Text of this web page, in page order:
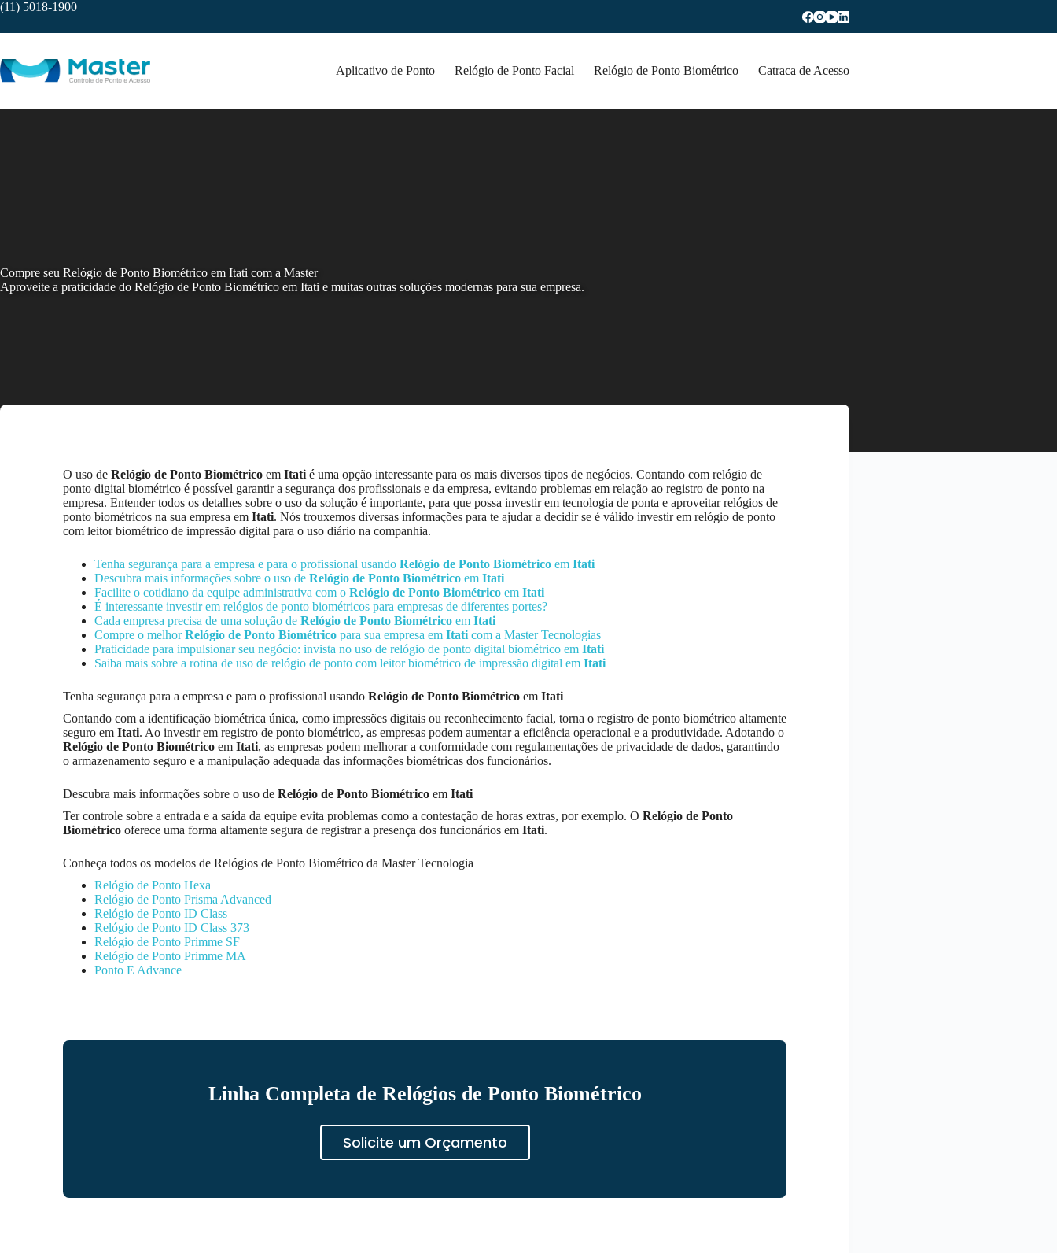
Skip
content
(11) 5018-1900
Aplicativo de Ponto Relógio de Ponto Facial Relógio de Ponto Biométrico Catraca de Acesso
Compre seu Relógio de Ponto Biométrico em Itati com a Master
Aproveite a praticidade do Relógio de Ponto Biométrico em Itati e muitas outras soluções modernas para sua empresa.
O uso de Relógio de Ponto Biométrico em Itati é uma opção interessante para os mais diversos tipos de negócios. Contando com relógio de
ponto digital biométrico é possível garantir a segurança dos profissionais e da empresa, evitando problemas em relação ao registro de ponto na
empresa. Entender todos os detalhes sobre o uso da solução é importante, para que possa investir em tecnologia de ponta e aproveitar relógios de
ponto biométricos na sua empresa em Itati. Nós trouxemos diversas informações para te ajudar a decidir se é válido investir em relógio de ponto
com leitor biométrico de impressão digital para o uso diário na companhia.
Tenha segurança para a empresa e para o profissional usando Relógio de Ponto Biométrico em Itati
Descubra mais informações sobre o uso de Relógio de Ponto Biométrico em Itati
Facilite o cotidiano da equipe administrativa com o Relógio de Ponto Biométrico em Itati
É interessante investir em relógios de ponto biométricos para empresas de diferentes portes?
Cada empresa precisa de uma solução de Relógio de Ponto Biométrico em Itati
Compre o melhorRelógio de Ponto Biométrico para sua empresa em Itati com a Master Tecnologias
Praticidade para impulsionar seu negócio: invista no uso de relógio de ponto digital biométrico em Itati
Saiba mais sobre a rotina de uso de relógio de ponto com leitor biométrico de impressão digital em Itati
Tenha segurança para a empresa e para o profissional usando Relógio de Ponto Biométrico em Itati
Contando com a identificação biométrica única, como impressões digitais ou reconhecimento facial, torna o registro de ponto biométrico altamente
seguro em Itati. Ao investir em registro de ponto biométrico, as empresas podem aumentar a eficiência operacional e a produtividade. Adotando o
Relógio de Ponto Biométrico em Itati, as empresas podem melhorar a conformidade com regulamentações de privacidade de dados, garantindo
o armazenamento seguro e a manipulação adequada das informações biométricas dos funcionários.
Descubra mais informações sobre o uso de Relógio de Ponto Biométrico em Itati
Ter controle sobre a entrada e a saída da equipe evita problemas como a contestação de horas extras, por exemplo. O Relógio de Ponto
Biométrico oferece uma forma altamente segura de registrar a presença dos funcionários em Itati.
Conheça todos os modelos de Relógios de Ponto Biométrico da Master Tecnologia
Relógio de Ponto Hexa
Relógio de Ponto Prisma Advanced
Relógio de Ponto ID Class
Relógio de Ponto ID Class 373
Relógio de Ponto Primme SF
Relógio de Ponto Primme MA
Ponto E Advance
Linha Completa de Relógios de Ponto Biométrico
Solicite um Orçamento